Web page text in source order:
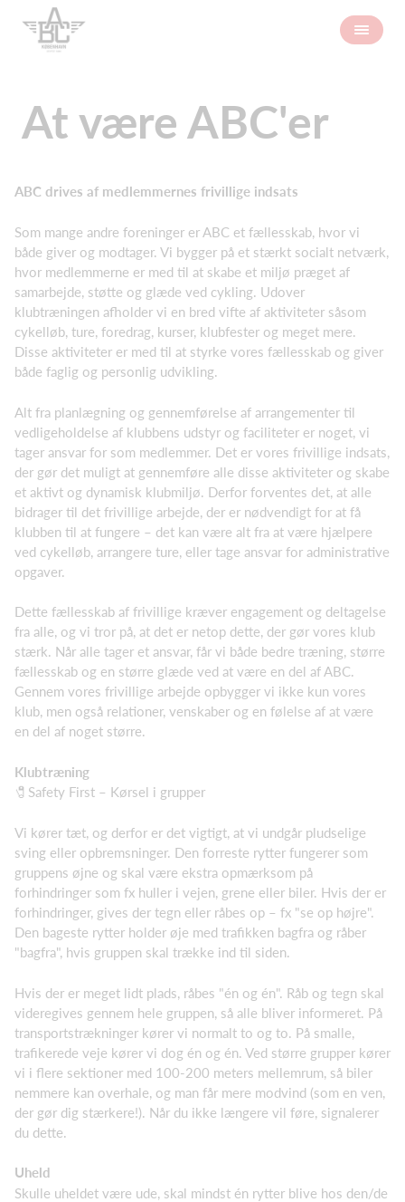
At være ABC'er
ABC drives af medlemmernes frivillige indsats
Som mange andre foreninger er ABC et fællesskab, hvor vi
både giver og modtager. Vi bygger på et stærkt socialt netværk,
hvor medlemmerne er med til at skabe et miljø præget af
samarbejde, støtte og glæde ved cykling. Udover
klubtræningen afholder vi en bred vifte af aktiviteter såsom
cykelløb, ture, foredrag, kurser, klubfester og meget mere.
Disse aktiviteter er med til at styrke vores fællesskab og giver
både faglig og personlig udvikling.
Alt fra planlægning og gennemførelse af arrangementer til
vedligeholdelse af klubbens udstyr og faciliteter er noget, vi
tager ansvar for som medlemmer. Det er vores frivillige indsats,
der gør det muligt at gennemføre alle disse aktiviteter og skabe
et aktivt og dynamisk klubmiljø. Derfor forventes det, at alle
bidrager til det frivillige arbejde, der er nødvendigt for at få
klubben til at fungere – det kan være alt fra at være hjælpere
ved cykelløb, arrangere ture, eller tage ansvar for administrative
opgaver.
Dette fællesskab af frivillige kræver engagement og deltagelse
fra alle, og vi tror på, at det er netop dette, der gør vores klub
stærk. Når alle tager et ansvar, får vi både bedre træning, større
fællesskab og en større glæde ved at være en del af ABC.
Gennem vores frivillige arbejde opbygger vi ikke kun vores
klub, men også relationer, venskaber og en følelse af at være
en del af noget større.
Klubtræning
🧷Safety First – Kørsel i grupper
Vi kører tæt, og derfor er det vigtigt, at vi undgår pludselige
sving eller opbremsninger. Den forreste rytter fungerer som
gruppens øjne og skal være ekstra opmærksom på
forhindringer som fx huller i vejen, grene eller biler. Hvis der er
forhindringer, gives der tegn eller råbes op – fx "se op højre".
Den bageste rytter holder øje med trafikken bagfra og råber
"bagfra", hvis gruppen skal trække ind til siden.
Hvis der er meget lidt plads, råbes "én og én". Råb og tegn skal
videregives gennem hele gruppen, så alle bliver informeret. På
transportstrækninger kører vi normalt to og to. På smalle,
trafikerede veje kører vi dog én og én. Ved større grupper kører
vi i flere sektioner med 100-200 meters mellemrum, så biler
nemmere kan overhale, og man får mere modvind (som en ven,
der gør dig stærkere!). Når du ikke længere vil føre, signalerer
du dette.
Uheld
Skulle uheldet være ude, skal mindst én rytter blive hos den/de